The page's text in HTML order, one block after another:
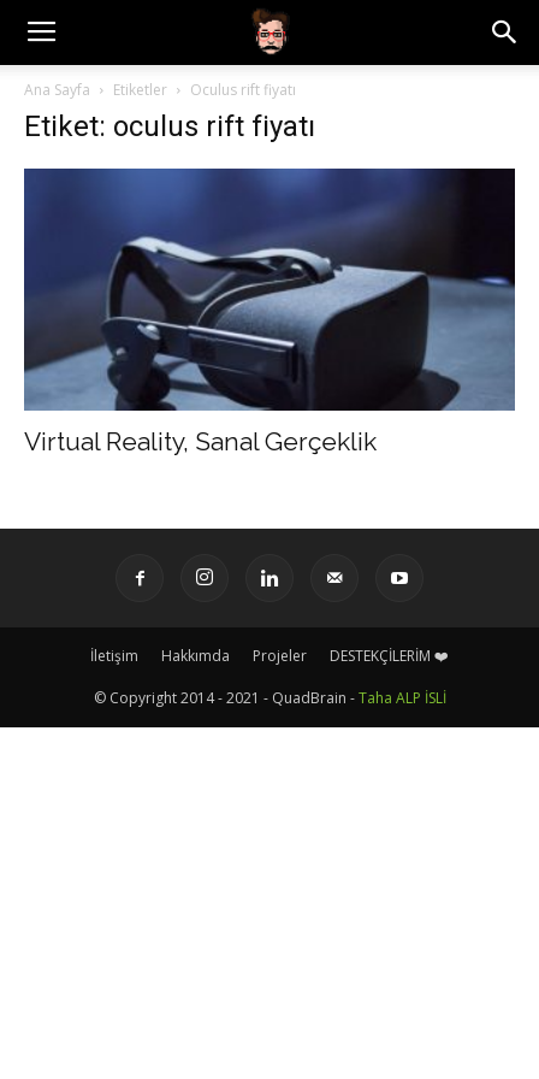
Ana Sayfa Etiketler Oculus rift fiyatı
Etiket: oculus rift fiyatı
Virtual Reality, Sanal Gerçeklik
İletişim Hakkımda Projeler DESTEKÇİLERİM ❤️
© Copyright 2014 - 2021 - QuadBrain -Taha ALP İSLİ